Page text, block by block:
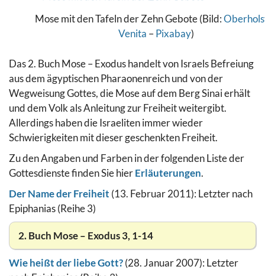
Mose mit den Tafeln der Zehn Gebote (Bild:
Venita –Pixabay)
Das 2. Buch Mose – Exodus handelt von Israels Befreiung
aus dem ägyptischen Pharaonenreich und von der
Wegweisung Gottes, die Mose auf dem Berg Sinai erhält
und dem Volk als Anleitung zur Freiheit weitergibt.
Allerdings haben die Israeliten immer wieder
Schwierigkeiten mit dieser geschenkten Freiheit.
Zu den Angaben und Farben in der folgenden Liste der
Gottesdienste finden Sie hierErläuterungen.
Der Name der Freiheit (13. Februar 2011): Letzter nach
Epiphanias (Reihe 3)
2. Buch Mose – Exodus 3, 1-14
Wie heißt der liebe Gott?(28. Januar 2007): Letzter